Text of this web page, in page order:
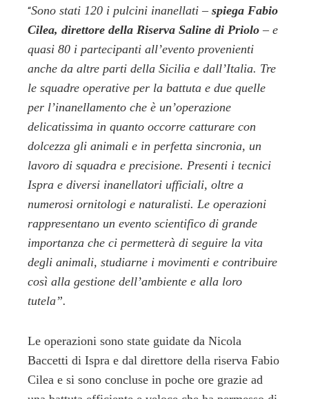
“Sono stati 120 i pulcini inanellati – spiega Fabio
Cilea, direttore della Riserva Saline di Priolo – e
quasi 80 i partecipanti all’evento provenienti
anche da altre parti della Sicilia e dall’Italia. Tre
le squadre operative per la battuta e due quelle
per l’inanellamento che è un’operazione
delicatissima in quanto occorre catturare con
dolcezza gli animali e in perfetta sincronia, un
lavoro di squadra e precisione. Presenti i tecnici
Ispra e diversi inanellatori ufficiali, oltre a
numerosi ornitologi e naturalisti. Le operazioni
rappresentano un evento scientifico di grande
importanza che ci permetterà di seguire la vita
degli animali, studiarne i movimenti e contribuire
così alla gestione dell’ambiente e alla loro
tutela”.
Le operazioni sono state guidate da Nicola
Baccetti di Ispra e dal direttore della riserva Fabio
Cilea e si sono concluse in poche ore grazie ad